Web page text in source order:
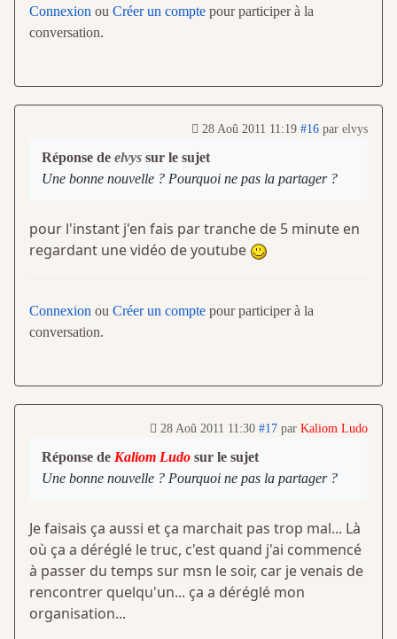
Connexion ou Créer un compte pour participer à la
conversation.
28 Aoû 2011 11:19 #16 par elvys
Réponse de elvys sur le sujet
Une bonne nouvelle ? Pourquoi ne pas la partager ?
pour l'instant j'en fais par tranche de 5 minute en
regardant une vidéo de youtube
Connexion ou Créer un compte pour participer à la
conversation.
28 Aoû 2011 11:30 #17 par Kaliom Ludo
Réponse de Kaliom Ludo sur le sujet
Une bonne nouvelle ? Pourquoi ne pas la partager ?
Je faisais ça aussi et ça marchait pas trop mal... Là
où ça a déréglé le truc, c'est quand j'ai commencé
à passer du temps sur msn le soir, car je venais de
rencontrer quelqu'un... ça a déréglé mon
organisation...